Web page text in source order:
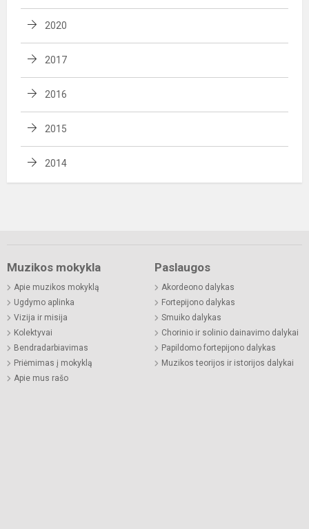
2020
2017
2016
2015
2014
Muzikos mokykla
Apie muzikos mokyklą
Ugdymo aplinka
Vizija ir misija
Kolektyvai
Bendradarbiavimas
Priėmimas į mokyklą
Apie mus rašo
Paslaugos
Akordeono dalykas
Fortepijono dalykas
Smuiko dalykas
Chorinio ir solinio dainavimo dalykai
Papildomo fortepijono dalykas
Muzikos teorijos ir istorijos dalykai